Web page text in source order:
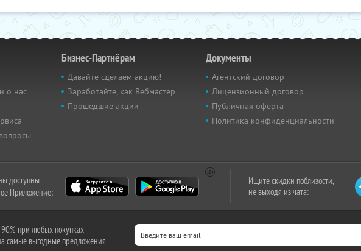
о нас
Бизнес-Партнёрам
Давайте сделаем акцию!
Заработайте, как Вебмастер
Прошедшие акции
Документы
Агентский договор
Лицензионный договор
Публичная оферта
Политика конфиденциальности
доступны
Приложение:
Ищите скидки поблизости,
не выходя из чата:
при любых покупках
самые выгодные предложения